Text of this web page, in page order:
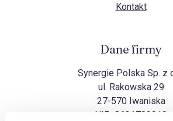
Kontakt
Dane firmy
Synergie Polska Sp. z
ul. Rakowska 29
27-570 Iwaniska
NIP: 8631703910